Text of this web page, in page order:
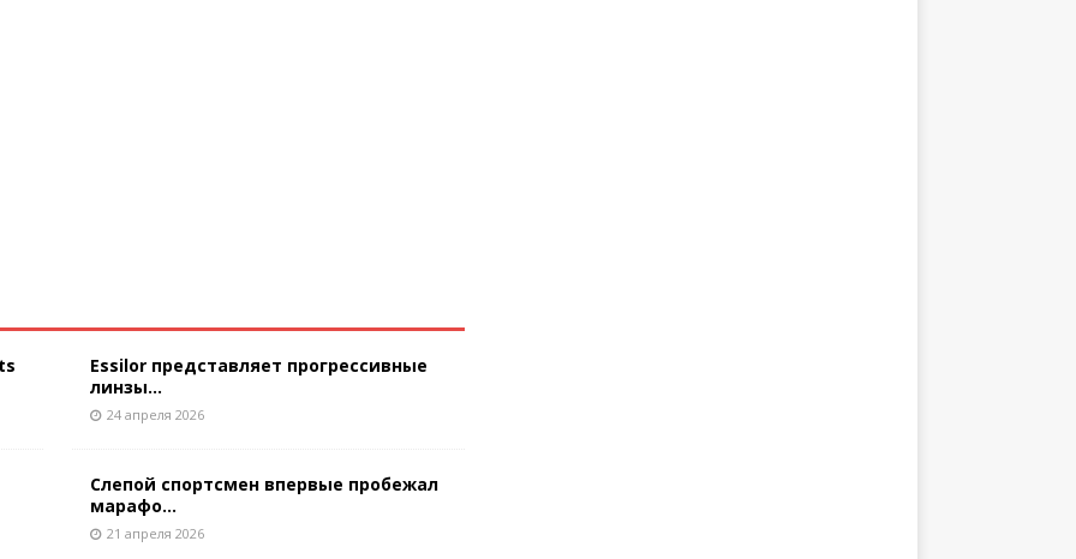
Essilor представляет прогрессивные
линзы...
24 апреля 2026
Слепой спортсмен впервые пробежал
марафо...
21 апреля 2026